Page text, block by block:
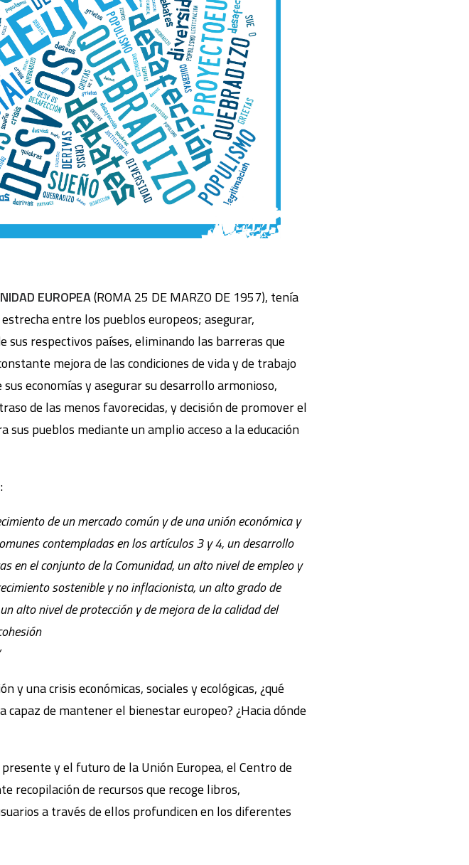
EUROPEA(ROMA 25 DE MARZO DE 1957), tenía
entre los pueblos europeos; asegurar,
sus respectivos países, eliminando las barreras que
mejora de las condiciones de vida y de trabajo
economías y asegurar su desarrollo armonioso,
de las menos favorecidas, y decisión de promover el
pueblos mediante un amplio acceso a la educación
de un mercado común y de una unión económica y
contempladas en los artículos 3 y 4, un desarrollo
en el conjunto de la Comunidad, un alto nivel de empleo y
sostenible y no inflacionista, un alto grado de
alto nivel de protección y de mejora de la calidad del
y una crisis económicas, sociales y ecológicas, ¿qué
capaz de mantener el bienestar europeo? ¿Hacia dónde
y el futuro de la Unión Europea, el Centro de
recopilación de recursos que recoge libros,
a través de ellos profundicen en los diferentes